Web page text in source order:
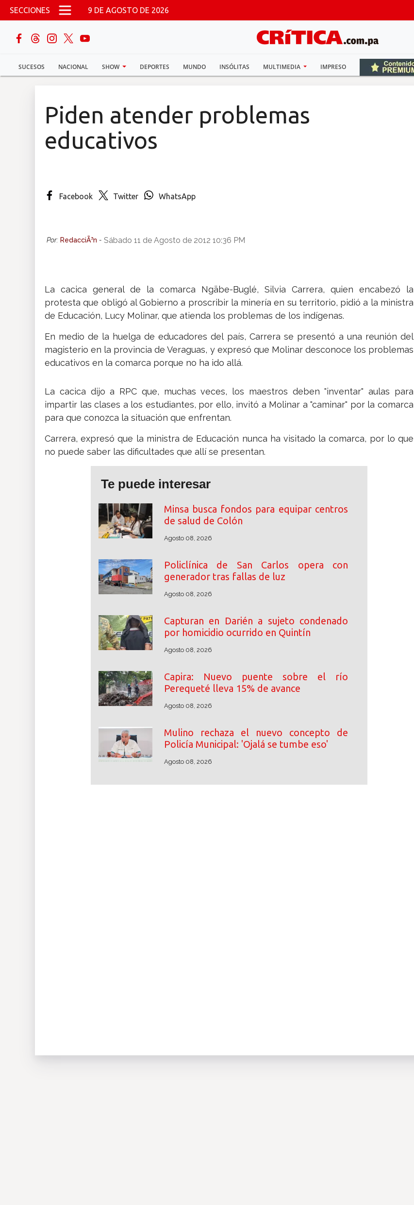
Pasar al contenido principal
SECCIONES 9 DE AGOSTO DE 2026
SUCESOS NACIONAL SHOW DEPORTES MUNDO INSÓLITAS MULTIMEDIA IMPRESO
buscar
Sucesos
Piden atender problemas
educativos
Facebook Twitter WhatsApp
Por: RedacciÃ³n - Sábado 11 de Agosto de 2012 10:36 PM
La cacica general de la comarca Ngäbe-Buglé, Silvia Carrera, quien encabezó la
protesta que obligó al Gobierno a proscribir la minería en su territorio, pidió a la ministra
de Educación, Lucy Molinar, que atienda los problemas de los indígenas.
En medio de la huelga de educadores del país, Carrera se presentó a una reunión del
magisterio en la provincia de Veraguas, y expresó que Molinar desconoce los problemas
educativos en la comarca porque no ha ido allá.
La cacica dijo a RPC que, muchas veces, los maestros deben "inventar" aulas para
impartir las clases a los estudiantes, por ello, invitó a Molinar a "caminar" por la comarca
para que conozca la situación que enfrentan.
Carrera, expresó que la ministra de Educación nunca ha visitado la comarca, por lo que
no puede saber las dificultades que allí se presentan.
Te puede interesar
Minsa busca fondos para equipar centros
de salud de Colón
Agosto 08, 2026
Policlínica de San Carlos opera con
generador tras fallas de luz
Agosto 08, 2026
Capturan en Darién a sujeto condenado
por homicidio ocurrido en Quintín
Agosto 08, 2026
Capira: Nuevo puente sobre el río
Perequeté lleva 15% de avance
Agosto 08, 2026
Mulino rechaza el nuevo concepto de
Policía Municipal: 'Ojalá se tumbe eso'
Agosto 08, 2026